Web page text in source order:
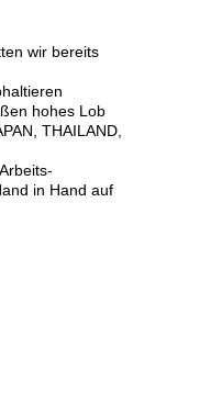
wir bereits
hohes Lob
THAILAND,
in Hand auf